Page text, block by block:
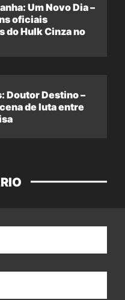
Um Novo Dia –
oficiais
do Hulk Cinza no
Doutor Destino –
de luta entre